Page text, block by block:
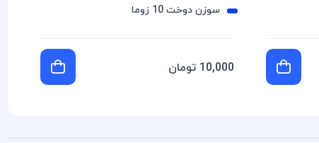
سوزن دوخت 10 زوما
10,000 تومان